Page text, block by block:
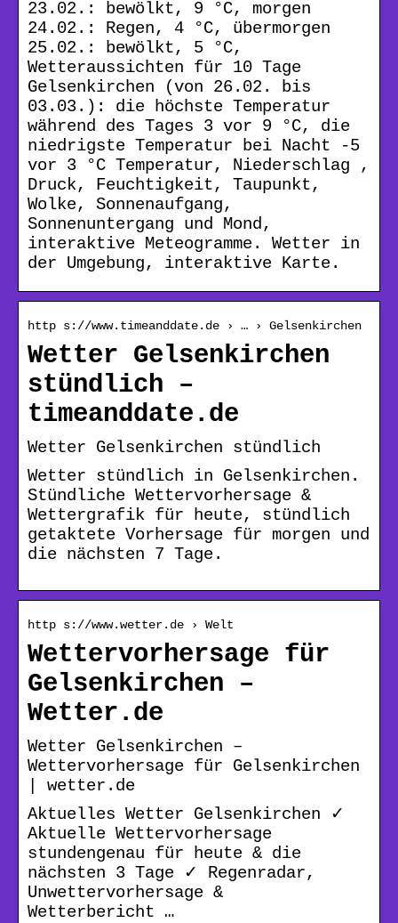
23.02.: bewölkt, 9 °C, morgen
24.02.: Regen, 4 °C, übermorgen
25.02.: bewölkt, 5 °C,
Wetteraussichten für 10 Tage
Gelsenkirchen (von 26.02. bis
03.03.): die höchste Temperatur
während des Tages 3 vor 9 °C, die
niedrigste Temperatur bei Nacht -5
vor 3 °C Temperatur, Niederschlag ,
Druck, Feuchtigkeit, Taupunkt,
Wolke, Sonnenaufgang,
Sonnenuntergang und Mond,
interaktive Meteogramme. Wetter in
der Umgebung, interaktive Karte.
http s://www.timeanddate.de › … › Gelsenkirchen
Wetter Gelsenkirchen
stündlich –
timeanddate.de
Wetter Gelsenkirchen stündlich
Wetter stündlich in Gelsenkirchen.
Stündliche Wettervorhersage &
Wettergrafik für heute, stündlich
getaktete Vorhersage für morgen und
die nächsten 7 Tage.
http s://www.wetter.de › Welt
Wettervorhersage für
Gelsenkirchen –
Wetter.de
Wetter Gelsenkirchen –
Wettervorhersage für Gelsenkirchen
| wetter.de
Aktuelles Wetter Gelsenkirchen ✓
Aktuelle Wettervorhersage
stundengenau für heute & die
nächsten 3 Tage ✓ Regenradar,
Unwettervorhersage &
Wetterbericht …